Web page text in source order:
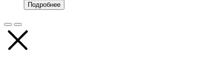
Подробнее